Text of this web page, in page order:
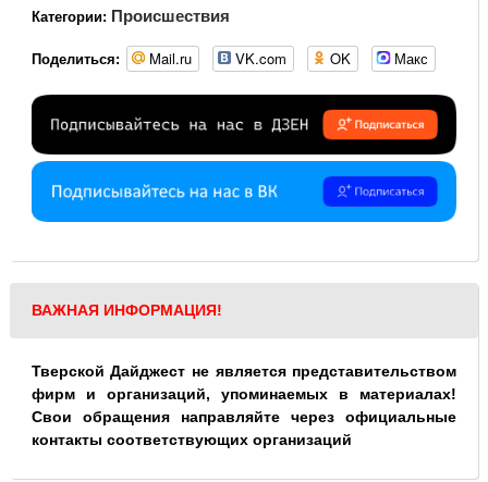
Категории: Происшествия
Поделиться: Mail.ru VK.com OK Макс
ВАЖНАЯ ИНФОРМАЦИЯ!
Тверской Дайджест не является представительством
фирм и организаций, упоминаемых в материалах!
Свои обращения направляйте через официальные
контакты соответствующих организаций